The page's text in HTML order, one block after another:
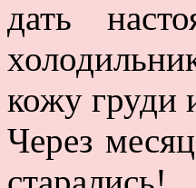
дать
кожу груди
Через